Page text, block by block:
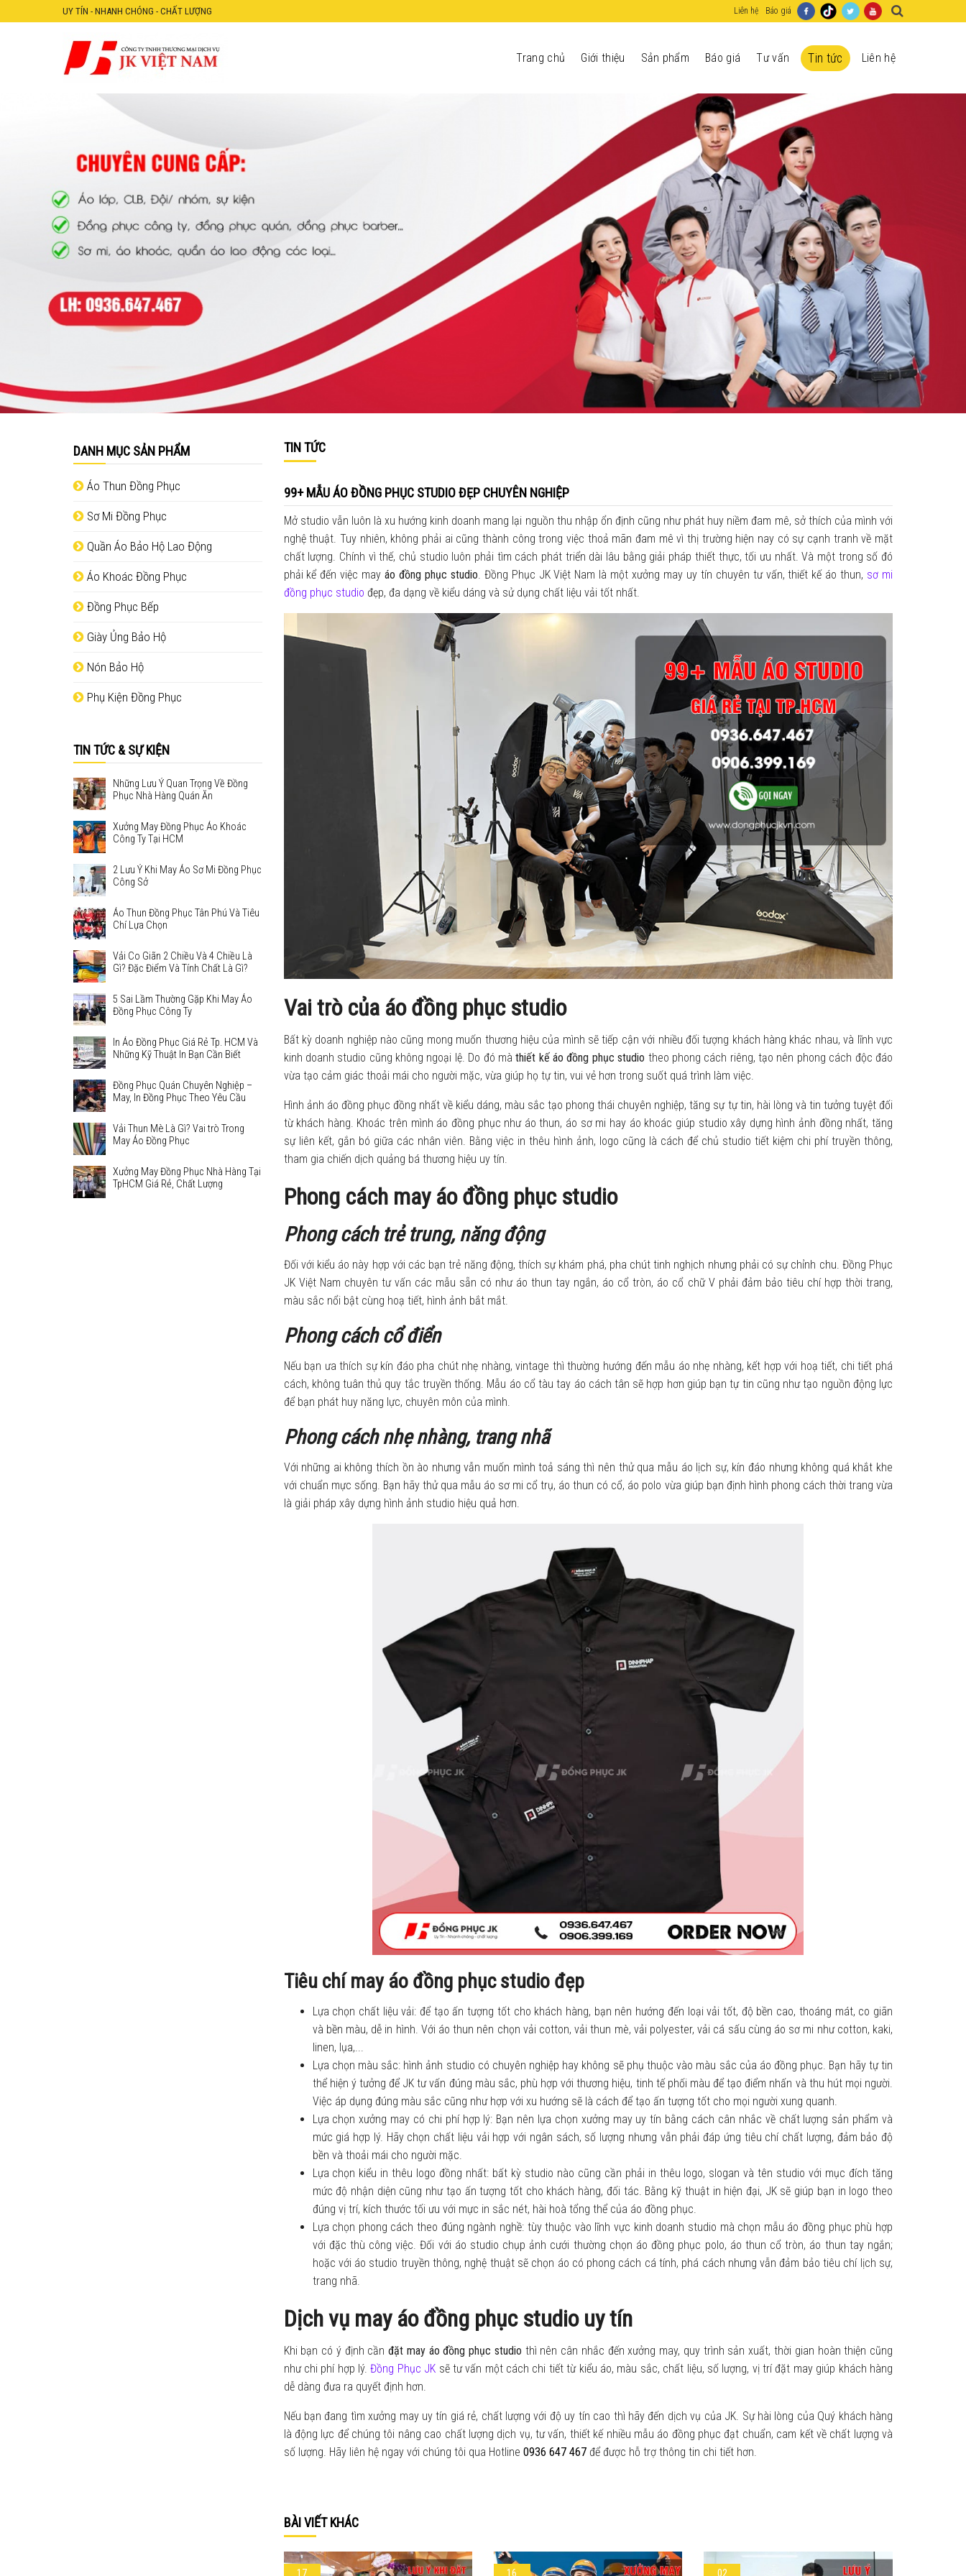
UY TÍN - NHANH CHÓNG - CHẤT LƯỢNG Liên hệ Báo giá
Trang chủ Giới thiệu Sản phẩm Báo giá Tư vấn Tin tức Liên hệ
DANH MỤC SẢN PHẨM
Áo Thun Đồng Phục
Sơ Mi Đồng Phục
Quần Áo Bảo Hộ Lao Động
Áo Khoác Đồng Phục
Đồng Phục Bếp
Giày Ủng Bảo Hộ
Nón Bảo Hộ
Phụ Kiện Đồng Phục
TIN TỨC & SỰ KIỆN
Những Lưu Ý Quan Trọng Về Đồng
Phục Nhà Hàng Quán Ăn
Xưởng May Đồng Phục Áo Khoác
Công Ty Tại HCM
2 Lưu Ý Khi May Áo Sơ Mi Đồng Phục
Công Sở
Áo Thun Đồng Phục Tân Phú Và Tiêu
Chí Lựa Chọn
Vải Co Giãn 2 Chiều Và 4 Chiều Là
Gì? Đặc Điểm Và Tính Chất Là Gì?
5 Sai Lầm Thường Gặp Khi May Áo
Đồng Phục Công Ty
In Áo Đồng Phục Giá Rẻ Tp. HCM Và
Những Kỹ Thuật In Bạn Cần Biết
Đồng Phục Quán Chuyên Nghiệp –
May, In Đồng Phục Theo Yêu Cầu
Vải Thun Mè Là Gì? Vai trò Trong
May Áo Đồng Phục
Xưởng May Đồng Phục Nhà Hàng Tại
TpHCM Giá Rẻ, Chất Lượng
TIN TỨC
99+ MẪU ÁO ĐỒNG PHỤC STUDIO ĐẸP CHUYÊN NGHIỆP
Mở studio vẫn luôn là xu hướng kinh doanh mang lại nguồn thu nhập ổn định cũng như phát huy niềm đam mê, sở thích của mình với
nghệ thuật. Tuy nhiên, không phải ai cũng thành công trong việc thoả mãn đam mê vì thị trường hiện nay có sự cạnh tranh về mặt
chất lượng. Chính vì thế, chủ studio luôn phải tìm cách phát triển dài lâu bằng giải pháp thiết thực, tối ưu nhất. Và một trong số đó
phải kể đến việc mayáo đồng phục studio. Đồng Phục JK Việt Nam là một xưởng may uy tín chuyên tư vấn, thiết kế áo thun, sơ mi
đồng phục studio đẹp, đa dạng về kiểu dáng và sử dụng chất liệu vải tốt nhất.
Vai trò của áo đồng phục studio
Bất kỳ doanh nghiệp nào cũng mong muốn thương hiệu của mình sẽ tiếp cận với nhiều đối tượng khách hàng khác nhau, và lĩnh vực
kinh doanh studio cũng không ngoại lệ. Do đó màthiết kế áo đồng phục studio theo phong cách riêng, tạo nên phong cách độc đáo
vừa tạo cảm giác thoải mái cho người mặc, vừa giúp họ tự tin, vui vẻ hơn trong suốt quá trình làm việc.
Hình ảnh áo đồng phục đồng nhất về kiểu dáng, màu sắc tạo phong thái chuyên nghiệp, tăng sự tự tin, hài lòng và tin tưởng tuyệt đối
từ khách hàng. Khoác trên mình áo đồng phục như áo thun, áo sơ mi hay áo khoác giúp studio xây dựng hình ảnh đồng nhất, tăng
sự liên kết, gắn bó giữa các nhân viên. Bằng việc in thêu hình ảnh, logo cũng là cách để chủ studio tiết kiệm chi phí truyền thông,
tham gia chiến dịch quảng bá thương hiệu uy tín.
Phong cách may áo đồng phục studio
Phong cách trẻ trung, năng động
Đối với kiểu áo này hợp với các bạn trẻ năng động, thích sự khám phá, pha chút tinh nghịch nhưng phải có sự chỉnh chu. Đồng Phục
JK Việt Nam chuyên tư vấn các mẫu sẵn có như áo thun tay ngắn, áo cổ tròn, áo cổ chữ V phải đảm bảo tiêu chí hợp thời trang,
màu sắc nổi bật cùng hoạ tiết, hình ảnh bắt mắt.
Phong cách cổ điển
Nếu bạn ưa thích sự kín đáo pha chút nhẹ nhàng, vintage thì thường hướng đến mẫu áo nhẹ nhàng, kết hợp với hoạ tiết, chi tiết phá
cách, không tuân thủ quy tắc truyền thống. Mẫu áo cổ tàu tay áo cách tân sẽ hợp hơn giúp bạn tự tin cũng như tạo nguồn động lực
để bạn phát huy năng lực, chuyên môn của mình.
Phong cách nhẹ nhàng, trang nhã
Với những ai không thích ồn ào nhưng vẫn muốn mình toả sáng thì nên thử qua mẫu áo lịch sự, kín đáo nhưng không quá khắt khe
với chuẩn mực sống. Bạn hãy thử qua mẫu áo sơ mi cổ trụ, áo thun có cổ, áo polo vừa giúp bạn định hình phong cách thời trang vừa
là giải pháp xây dựng hình ảnh studio hiệu quả hơn.
Tiêu chí may áo đồng phục studio đẹp
Lựa chọn chất liệu vải: để tạo ấn tượng tốt cho khách hàng, bạn nên hướng đến loại vải tốt, độ bền cao, thoáng mát, co giãn
và bền màu, dễ in hình. Với áo thun nên chọn vải cotton, vải thun mè, vải polyester, vải cá sấu cùng áo sơ mi như cotton, kaki,
linen, lụa,...
Lựa chọn màu sắc: hình ảnh studio có chuyên nghiệp hay không sẽ phụ thuộc vào màu sắc của áo đồng phục. Bạn hãy tự tin
thể hiện ý tưởng để JK tư vấn đúng màu sắc, phù hợp với thương hiệu, tinh tế phối màu để tạo điểm nhấn và thu hút mọi người.
Việc áp dụng đúng màu sắc cũng như hợp với xu hướng sẽ là cách để tạo ấn tượng tốt cho mọi người xung quanh.
Lựa chọn xưởng may có chi phí hợp lý: Bạn nên lựa chọn xưởng may uy tín bằng cách cân nhắc về chất lượng sản phẩm và
mức giá hợp lý. Hãy chọn chất liệu vải hợp với ngân sách, số lượng nhưng vẫn phải đáp ứng tiêu chí chất lượng, đảm bảo độ
bền và thoải mái cho người mặc.
Lựa chọn kiểu in thêu logo đồng nhất: bất kỳ studio nào cũng cần phải in thêu logo, slogan và tên studio với mục đích tăng
mức độ nhận diện cũng như tạo ấn tượng tốt cho khách hàng, đối tác. Bằng kỹ thuật in hiện đại, JK sẽ giúp bạn in logo theo
đúng vị trí, kích thước tối ưu với mực in sắc nét, hài hoà tổng thể của áo đồng phục.
Lựa chọn phong cách theo đúng ngành nghề: tùy thuộc vào lĩnh vực kinh doanh studio mà chọn mẫu áo đồng phục phù hợp
với đặc thù công việc. Đối với áo studio chụp ảnh cưới thường chọn áo đồng phục polo, áo thun cổ tròn, áo thun tay ngắn;
hoặc với áo studio truyền thông, nghệ thuật sẽ chọn áo có phong cách cá tính, phá cách nhưng vẫn đảm bảo tiêu chí lịch sự,
trang nhã.
Dịch vụ may áo đồng phục studio uy tín
Khi bạn có ý định cầnđặt may áo đồng phục studio thì nên cân nhắc đến xưởng may, quy trình sản xuất, thời gian hoàn thiện cũng
như chi phí hợp lý.Đồng Phục JK sẽ tư vấn một cách chi tiết từ kiểu áo, màu sắc, chất liệu, số lượng, vị trí đặt may giúp khách hàng
dễ dàng đưa ra quyết định hơn.
Nếu bạn đang tìm xưởng may uy tín giá rẻ, chất lượng với độ uy tín cao thì hãy đến dịch vụ của JK. Sự hài lòng của Quý khách hàng
là động lực để chúng tôi nâng cao chất lượng dịch vụ, tư vấn, thiết kế nhiều mẫu áo đồng phục đạt chuẩn, cam kết về chất lượng và
số lượng. Hãy liên hệ ngay với chúng tôi qua Hotline 0936 647 467 để được hỗ trợ thông tin chi tiết hơn.
BÀI VIẾT KHÁC
17 16 02